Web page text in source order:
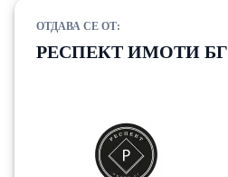
ОТДАВА СЕ ОТ:
РЕСПЕКТ ИМОТИ БГ